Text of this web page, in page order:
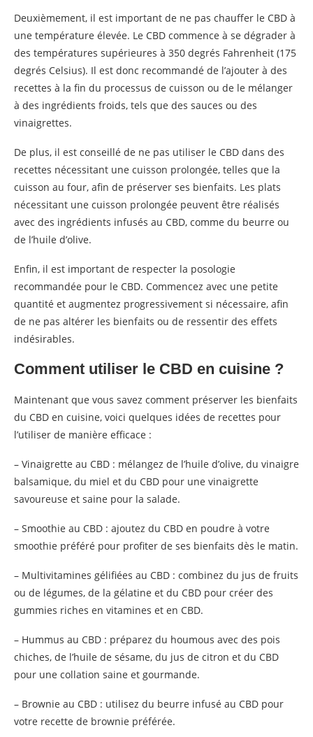
Deuxièmement, il est important de ne pas chauffer le CBD à
une température élevée. Le CBD commence à se dégrader à
des températures supérieures à 350 degrés Fahrenheit (175
degrés Celsius). Il est donc recommandé de l’ajouter à des
recettes à la fin du processus de cuisson ou de le mélanger
à des ingrédients froids, tels que des sauces ou des
vinaigrettes.
De plus, il est conseillé de ne pas utiliser le CBD dans des
recettes nécessitant une cuisson prolongée, telles que la
cuisson au four, afin de préserver ses bienfaits. Les plats
nécessitant une cuisson prolongée peuvent être réalisés
avec des ingrédients infusés au CBD, comme du beurre ou
de l’huile d’olive.
Enfin, il est important de respecter la posologie
recommandée pour le CBD. Commencez avec une petite
quantité et augmentez progressivement si nécessaire, afin
de ne pas altérer les bienfaits ou de ressentir des effets
indésirables.
Comment utiliser le CBD en cuisine ?
Maintenant que vous savez comment préserver les bienfaits
du CBD en cuisine, voici quelques idées de recettes pour
l’utiliser de manière efficace :
– Vinaigrette au CBD : mélangez de l’huile d’olive, du vinaigre
balsamique, du miel et du CBD pour une vinaigrette
savoureuse et saine pour la salade.
– Smoothie au CBD : ajoutez du CBD en poudre à votre
smoothie préféré pour profiter de ses bienfaits dès le matin.
– Multivitamines gélifiées au CBD : combinez du jus de fruits
ou de légumes, de la gélatine et du CBD pour créer des
gummies riches en vitamines et en CBD.
– Hummus au CBD : préparez du houmous avec des pois
chiches, de l’huile de sésame, du jus de citron et du CBD
pour une collation saine et gourmande.
– Brownie au CBD : utilisez du beurre infusé au CBD pour
votre recette de brownie préférée.